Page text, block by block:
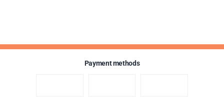
Payment methods